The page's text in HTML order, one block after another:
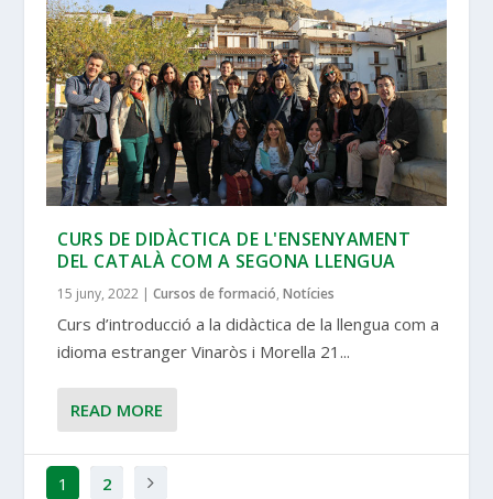
CURS DE DIDÀCTICA DE L'ENSENYAMENT
DEL CATALÀ COM A SEGONA LLENGUA
15 juny, 2022 |Cursos de formació,Notícies
Curs d’introducció a la didàctica de la llengua com a
idioma estranger Vinaròs i Morella 21...
READ MORE
1 2